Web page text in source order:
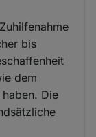
bis
dem
Die